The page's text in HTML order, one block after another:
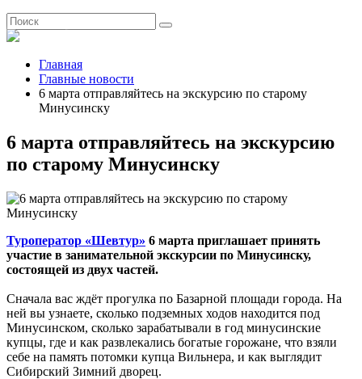
Главная
Главные новости
6 марта отправляйтесь на экскурсию по старому
Минусинску
6 марта отправляйтесь на экскурсию
по старому Минусинску
Туроператор «Шевтур» 6 марта приглашает принять
участие в занимательной экскурсии по Минусинску,
состоящей из двух частей.
Сначала вас ждёт прогулка по Базарной площади города. На
ней вы узнаете, сколько подземных ходов находится под
Минусинском, сколько зарабатывали в год минусинские
купцы, где и как развлекались богатые горожане, что взяли
себе на память потомки купца Вильнера, и как выглядит
Сибирский Зимний дворец.